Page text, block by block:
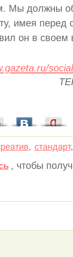
Мы должны
имея перед
он в своем
, стандарт
, чтобы